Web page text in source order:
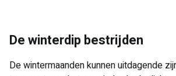
De winterdip bestrijden
De wintermaanden kunnen uitdagende